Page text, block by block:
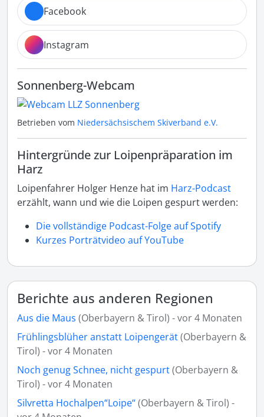
Facebook
Instagram
Sonnenberg-Webcam
Betrieben vom Niedersächsischem Skiverband e.V.
Hintergründe zur Loipenpräparation im
Harz
Loipenfahrer Holger Henze hat im Harz-Podcast
erzählt, wann und wie die Loipen gespurt werden:
Die vollständige Podcast-Folge auf Spotify
Kurzes Porträtvideo auf YouTube
Berichte aus anderen Regionen
Aus die Maus (Oberbayern & Tirol) - vor 4 Monaten
Frühlingsblüher anstatt Loipengerät(Oberbayern &
Tirol) - vor 4 Monaten
Noch genug Schnee, nicht gespurt(Oberbayern &
Tirol) - vor 4 Monaten
Silvretta Hochalpen“Loipe“(Oberbayern & Tirol) -